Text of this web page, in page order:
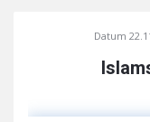
Datum